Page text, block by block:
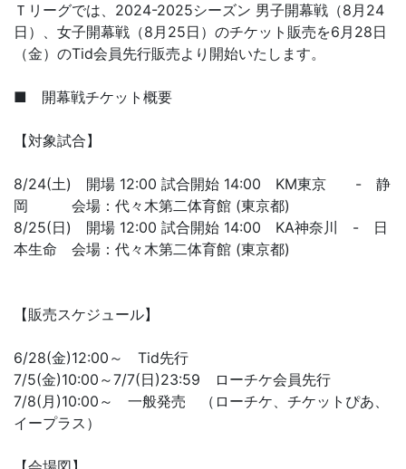
Ｔリーグでは、2024-2025シーズン 男子開幕戦（8月24
日）、女子開幕戦（8月25日）のチケット販売を6月28日
（金）のTid会員先行販売より開始いたします。
■ 開幕戦チケット概要
【対象試合】
8/24(土) 開場 12:00 試合開始 14:00 KM東京 - 静
岡 会場：代々木第二体育館 (東京都)
8/25(日) 開場 12:00 試合開始 14:00 KA神奈川 - 日
本生命 会場：代々木第二体育館 (東京都)
【販売スケジュール】
6/28(金)12:00～ Tid先行
7/5(金)10:00～7/7(日)23:59 ローチケ会員先行
7/8(月)10:00～ 一般発売 （ローチケ、チケットぴあ、
イープラス）